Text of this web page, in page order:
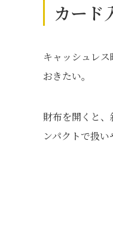
カード
キャッシュレ
おきたい。
財布を開くと
ンパクトで扱